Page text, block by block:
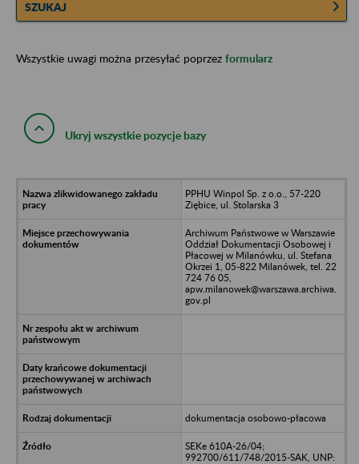
SZUKAJ
Wszystkie uwagi można przesyłać poprzez formularz
Ukryj wszystkie pozycje bazy
PPHU Winpol Sp. z o.o., 57-220
Ziębice, ul. Stolarska 3
Archiwum Państwowe w Warszawie
Oddział Dokumentacji Osobowej i
Płacowej w Milanówku, ul. Stefana
Okrzei 1, 05-822 Milanówek, tel. 22
724 76 05,
apw.milanowek@warszawa.archiwa.
gov.pl
dokumentacja osobowo-płacowa
SEKe 610A-26/04;
992700/611/748/2015-SAK, UNP: